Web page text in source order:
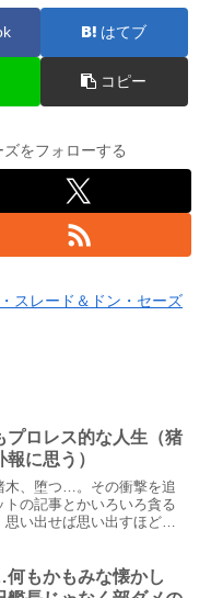
はてブ
コピー
をフォローする
スレード＆ドン・セーズ
プロレス的な人生（猪
に思う）
木、堕つ…。その衝撃を追
トの記事とかいろいろ貪る
い出せば思い出すほど、
。もかもみな懐かし